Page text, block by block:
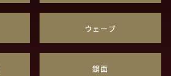
ウェーブ
鏡面